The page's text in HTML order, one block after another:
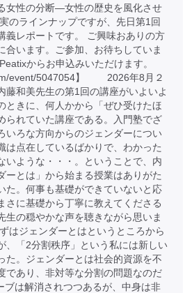
女性の分断―女性の歴史を風化させ
のラインナップですが、先日第1回
義レポートです。 ご興味おありの方
合います。ご参加、お待ちしていま
からお申込みいただけます。
event/5047054】 2026年8月２
藤和美先生の第1回の講座がいよいよ
ときに、何人かから「ぜひ受けたほ
られていた講座である。入門塾でざ
いろな方向からのジェンダーについ
は点在しているばかりで、わかった
いような・・・。ということで、内
ーとは」から始まる授業はありがた
た。何事も基礎ができていないと応
さに基礎から丁寧に教えてくださる
生の穏やかな声を聴きながら思いま
ジェンダーとはというところから
、「2分割秩序」という私には新しい
た。ジェンダーとは社会的資源を不
であり、非対等な分割の問題なのだ
ブは解消されつつあるが、中身は非